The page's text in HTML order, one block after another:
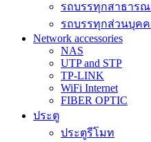
รถบรรทุกสาธารณ
รถบรรทุกส่วนบุคค
Network accessories
NAS
UTP and STP
TP-LINK
WiFi Internet
FIBER OPTIC
ประตู
ประตูรีโมท